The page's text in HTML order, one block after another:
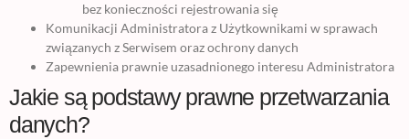
bez konieczności rejestrowania się
Komunikacji Administratora z Użytkownikami w sprawach
związanych z Serwisem oraz ochrony danych
Zapewnienia prawnie uzasadnionego interesu Administratora
Jakie są podstawy prawne przetwarzania
danych?